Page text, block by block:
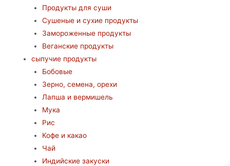
Продукты для суши
Сушеные и сухие продукты
Замороженные продукты
Веганские продукты
сыпучие продукты
Бобовые
Зерно, семена, орехи
Лапша и вермишель
Мука
Рис
Кофе и какао
Чай
Индийские закуски